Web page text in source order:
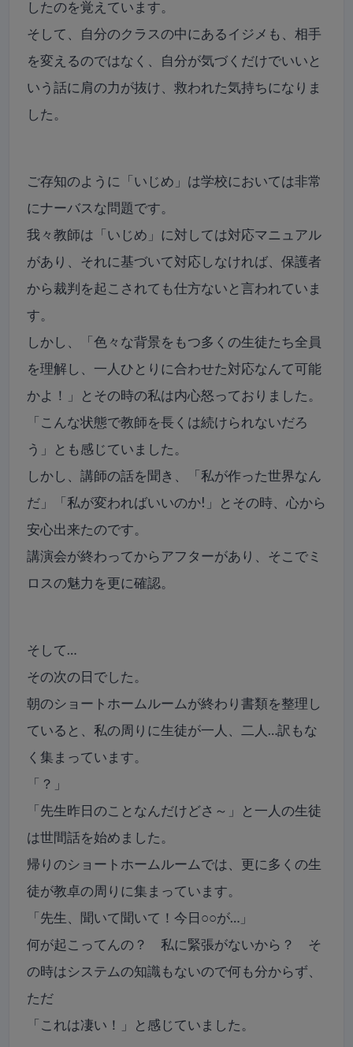
したのを覚えています。
そして、自分のクラスの中にあるイジメも、相手
を変えるのではなく、自分が気づくだけでいいと
いう話に肩の力が抜け、救われた気持ちになりま
した。
ご存知のように「いじめ」は学校においては非常
にナーバスな問題です。
我々教師は「いじめ」に対しては対応マニュアル
があり、それに基づいて対応しなければ、保護者
から裁判を起こされても仕方ないと言われていま
す。
しかし、「色々な背景をもつ多くの生徒たち全員
を理解し、一人ひとりに合わせた対応なんて可能
かよ！」とその時の私は内心怒っておりました。
「こんな状態で教師を長くは続けられないだろ
う」とも感じていました。
しかし、講師の話を聞き、「私が作った世界なん
だ」「私が変わればいいのか!」とその時、心から
安心出来たのです。
講演会が終わってからアフターがあり、そこでミ
ロスの魅力を更に確認。
そして…
その次の日でした。
朝のショートホームルームが終わり書類を整理し
ていると、私の周りに生徒が一人、二人…訳もな
く集まっています。
「？」
「先生昨日のことなんだけどさ～」と一人の生徒
は世間話を始めました。
帰りのショートホームルームでは、更に多くの生
徒が教卓の周りに集まっています。
「先生、聞いて聞いて！今日○○が…」
何が起こってんの？ 私に緊張がないから？ そ
の時はシステムの知識もないので何も分からず、
ただ
「これは凄い！」と感じていました。